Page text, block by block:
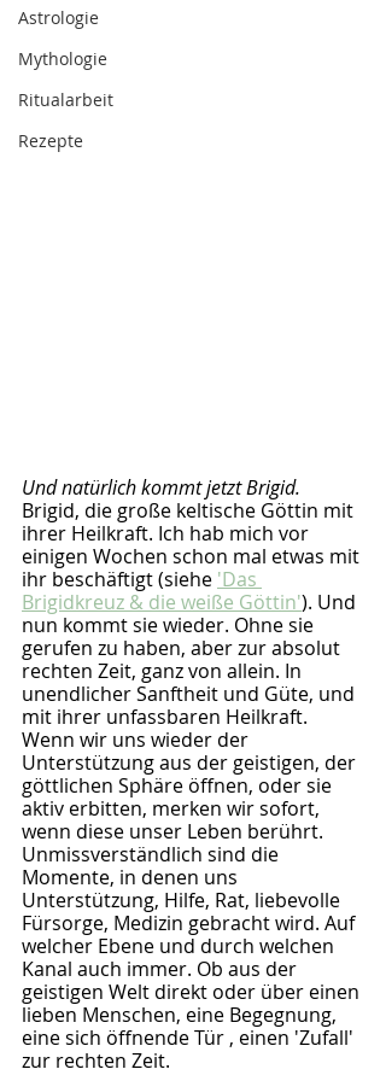
Astrologie
Mythologie
Ritualarbeit
Rezepte
Und natürlich kommt jetzt Brigid.
Brigid, die große keltische Göttin mit
ihrer Heilkraft. Ich hab mich vor
einigen Wochen schon mal etwas mit
ihr beschäftigt (siehe 'Das
Brigidkreuz & die weiße Göttin'). Und
nun kommt sie wieder. Ohne sie
gerufen zu haben, aber zur absolut
rechten Zeit, ganz von allein. In
unendlicher Sanftheit und Güte, und
mit ihrer unfassbaren Heilkraft.
Wenn wir uns wieder der
Unterstützung aus der geistigen, der
göttlichen Sphäre öffnen, oder sie
aktiv erbitten, merken wir sofort,
wenn diese unser Leben berührt.
Unmissverständlich sind die
Momente, in denen uns
Unterstützung, Hilfe, Rat, liebevolle
Fürsorge, Medizin gebracht wird. Auf
welcher Ebene und durch welchen
Kanal auch immer. Ob aus der
geistigen Welt direkt oder über einen
lieben Menschen, eine Begegnung,
eine sich öffnende Tür , einen 'Zufall'
zur rechten Zeit.